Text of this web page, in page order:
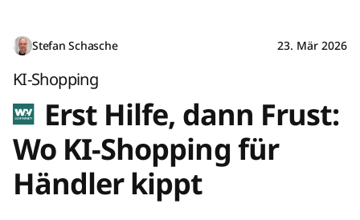
Stefan Schasche 23. Mär 2026
KI-Shopping
Erst Hilfe, dann Frust:
Wo KI-Shopping für
Händler kippt